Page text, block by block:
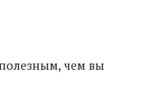
чем вы